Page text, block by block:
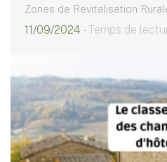
Zones de Revitalisation Rurale
11/09/2024 - Temps de